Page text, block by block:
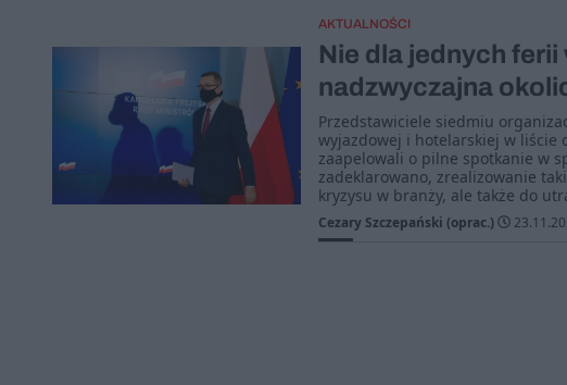
AKTUALNOŚCI
Nie dla jednych ferii
nadzwyczajna
Przedstawiciele siedmiu
wyjazdowej i hotelarskiej w
zaapelowali o pilne spotkanie w
zadeklarowano, zrealizowanie
kryzysu w branży, ale także do
Cezary Szczepański (oprac.)